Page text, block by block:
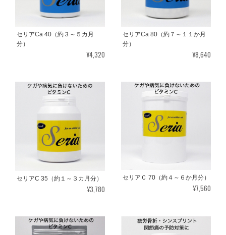
セリアCa 40（約３～５カ月
分）
¥4,320
セリアCa 80（約７～１１か月
分）
¥8,640
セリアC 35（約１～３カ月分）
¥3,780
セリアＣ 70（約４～６か月分）
¥7,560